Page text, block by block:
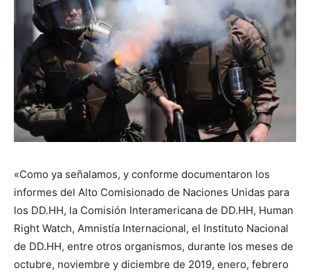
«Como ya señalamos, y conforme documentaron los
informes del Alto Comisionado de Naciones Unidas para
los DD.HH, la Comisión Interamericana de DD.HH, Human
Right Watch, Amnistía Internacional, el Instituto Nacional
de DD.HH, entre otros organismos, durante los meses de
octubre, noviembre y diciembre de 2019, enero, febrero